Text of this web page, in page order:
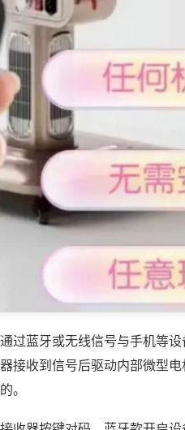
过蓝牙或无线信号与手机等
接收到信号后驱动内部微型
。